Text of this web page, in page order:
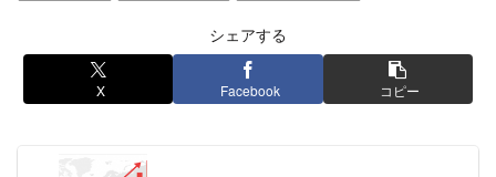
シェアする
X Facebook コピー